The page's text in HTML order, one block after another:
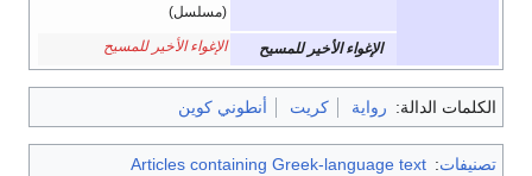
(مسلسل)
الإغواء الأخير للمسيح الإغواء الأخير للمسيح
الكلمات الدالة: رواية كريت أنطوني كوين
تصنيفات:
Articles containing Greek-language text